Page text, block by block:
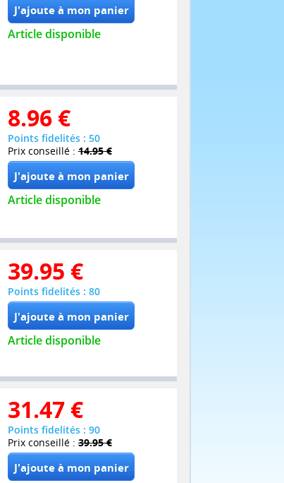
Article disponible
8.96 €
Points fidelités : 50
Prix conseillé : 14.95 €
Article disponible
39.95 €
Points fidelités : 80
Article disponible
31.47 €
Points fidelités : 90
Prix conseillé : 39.95 €